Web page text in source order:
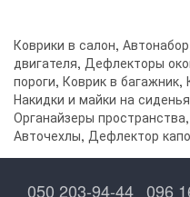
Коврики в салон, Автонабор
двигателя, Дефлекторы
пороги, Коврик в багажник,
Накидки и майки на сиденья
Органайзеры пространства,
Авточехлы, Дефлектор
050 203-94-44 096